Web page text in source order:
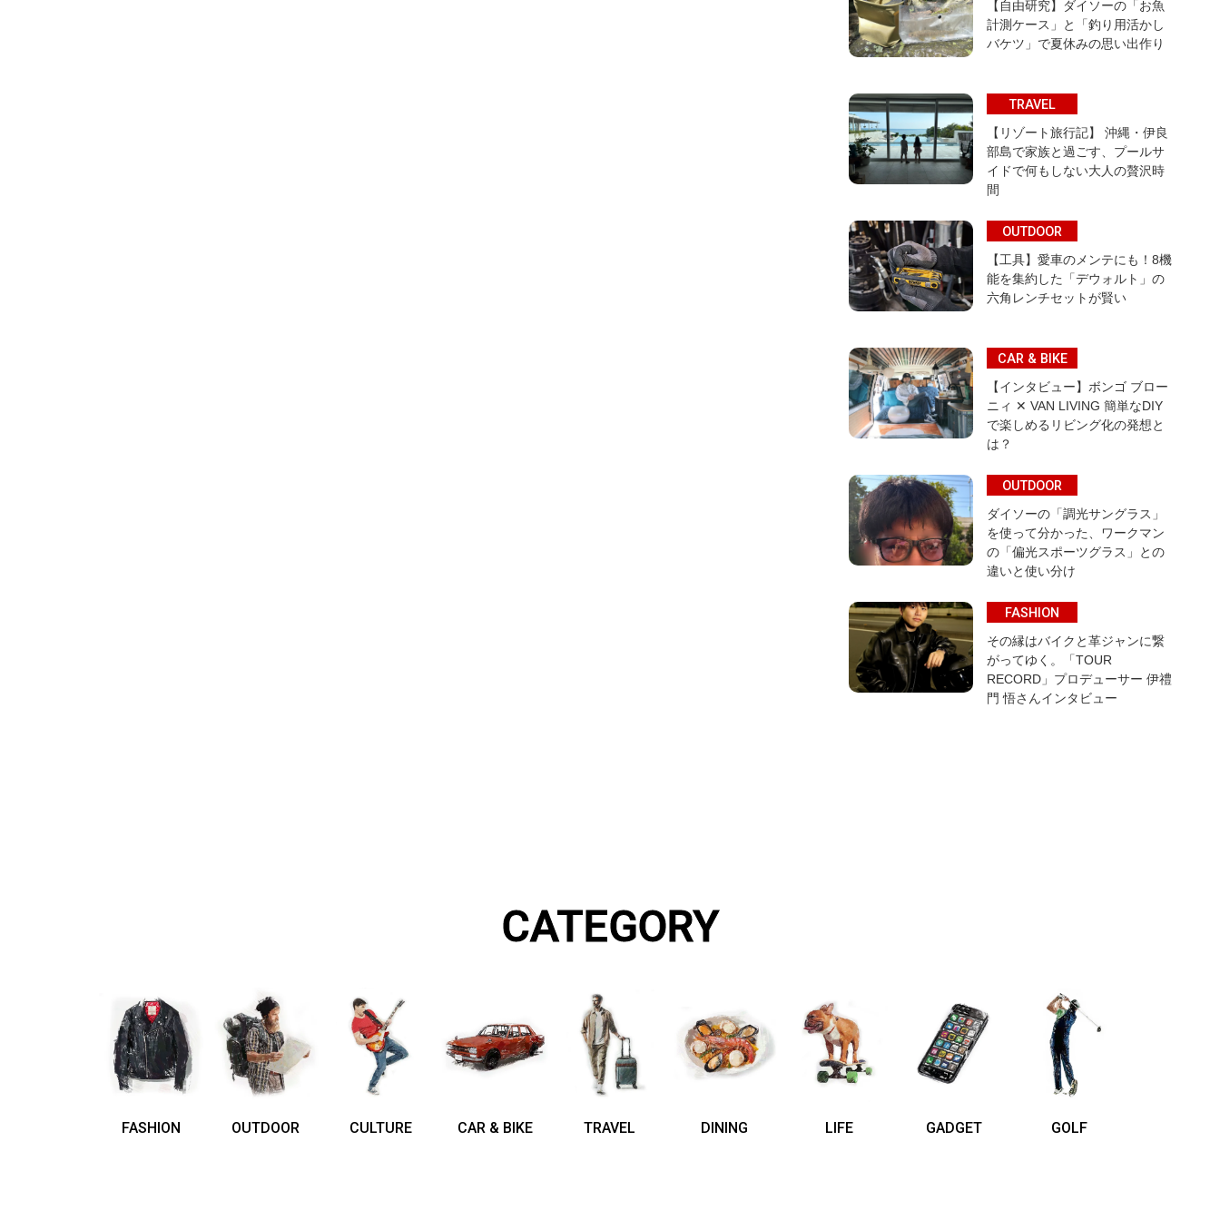
【自由研究】ダイソーの「お魚
計測ケース」と「釣り用活かし
バケツ」で夏休みの思い出作り
TRAVEL
【リゾート旅行記】 沖縄・伊良
部島で家族と過ごす、プールサ
イドで何もしない大人の贅沢時
間
OUTDOOR
【工具】愛車のメンテにも！8機
能を集約した「デウォルト」の
六角レンチセットが賢い
CAR & BIKE
【インタビュー】ボンゴ ブロー
ニィ ✕ VAN LIVING 簡単なDIY
で楽しめるリビング化の発想と
は？
OUTDOOR
ダイソーの「調光サングラス」
を使って分かった、ワークマン
の「偏光スポーツグラス」との
違いと使い分け
FASHION
その縁はバイクと革ジャンに繋
がってゆく。「TOUR
RECORD」プロデューサー 伊禮
門 悟さんインタビュー
CATEGORY
FASHION OUTDOOR CULTURE CAR & BIKE TRAVEL DINING LIFE GADGET GOLF